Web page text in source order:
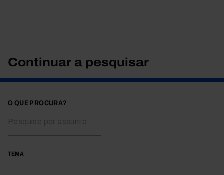
Continuar a pesquisar
O QUE PROCURA?
TEMA